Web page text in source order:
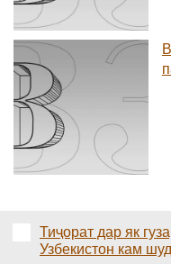
Тиҷорат дар як
Узбекистон кам